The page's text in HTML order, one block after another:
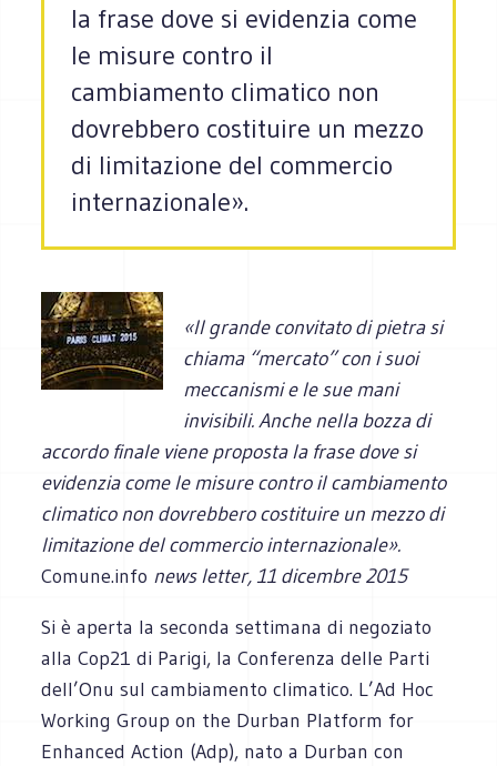
la frase dove si evidenzia come
le misure contro il
cambiamento climatico non
dovrebbero costituire un mezzo
di limitazione del commercio
internazionale».
«Il grande convitato di pietra si
chiama “mercato” con i suoi
meccanismi e le sue mani
invisibili. Anche nella bozza di
accordo finale viene proposta la frase dove si
evidenzia come le misure contro il cambiamento
climatico non dovrebbero costituire un mezzo di
limitazione del commercio internazionale».
Comune.info news letter, 11 dicembre 2015
Si è aperta la seconda settimana di negoziato
alla Cop21 di Parigi, la Conferenza delle Parti
dell’Onu sul cambiamento climatico. L’Ad Hoc
Working Group on the Durban Platform for
Enhanced Action (Adp), nato a Durban con